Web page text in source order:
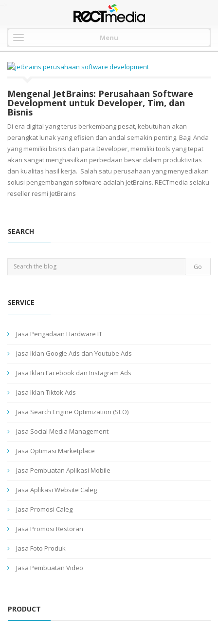
Menu
Mengenal JetBrains: Perusahaan Software
Development untuk Developer, Tim, dan
Bisnis
Di era digital yang terus berkembang pesat, kebutuhan akan
perangkat lunak yang efisien dan andal semakin penting. Bagi Anda
yang memiliki bisnis dan para Developer, memiliki tools yang tepat
akan sangat menghasilkan perbedaan besar dalam produktivitas
dan kualitas hasil kerja. Salah satu perusahaan yang menyediakan
solusi pengembangan software adalah JetBrains. RECTmedia selaku
reseller resmi JetBrains
SEARCH
SERVICE
Jasa Pengadaan Hardware IT
Jasa Iklan Google Ads dan Youtube Ads
Jasa Iklan Facebook dan Instagram Ads
Jasa Iklan Tiktok Ads
Jasa Search Engine Optimization (SEO)
Jasa Social Media Management
Jasa Optimasi Marketplace
Jasa Pembuatan Aplikasi Mobile
Jasa Aplikasi Website Caleg
Jasa Promosi Caleg
Jasa Promosi Restoran
Jasa Foto Produk
Jasa Pembuatan Video
PRODUCT